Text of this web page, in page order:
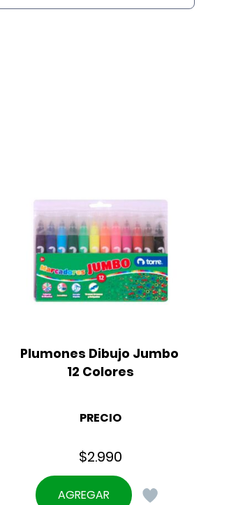
Plumones Dibujo Jumbo
12 Colores
PRECIO
$2.990
AGREGAR